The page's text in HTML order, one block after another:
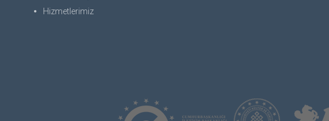
Hizmetlerimiz